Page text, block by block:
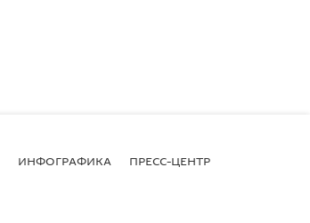
ИНФОГРАФИКА ПРЕСС-ЦЕНТР